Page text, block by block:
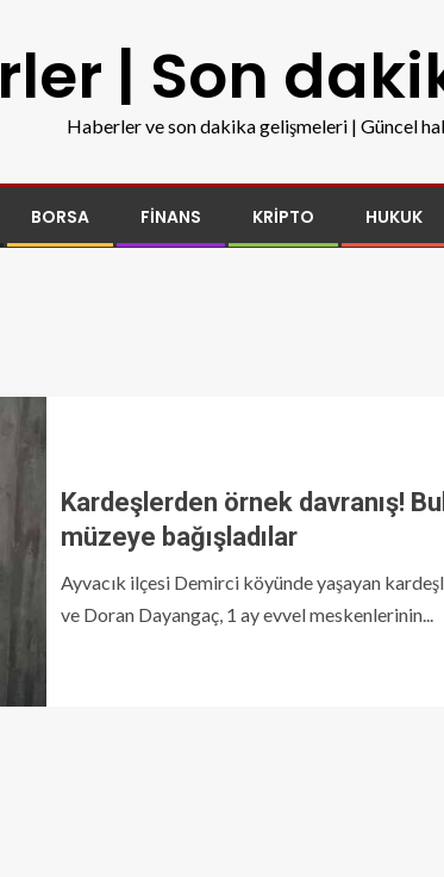
| Son
Haberler ve son dakika gelişmeleri | Güncel
BORSA FINANS KRIPTO HUKUK
Kardeşlerden örnek davranış!
müzeye bağışladılar
Ayvacık ilçesi Demirci köyünde yaşayan
ve Doran Dayangaç, 1 ay evvel meskenlerinin...